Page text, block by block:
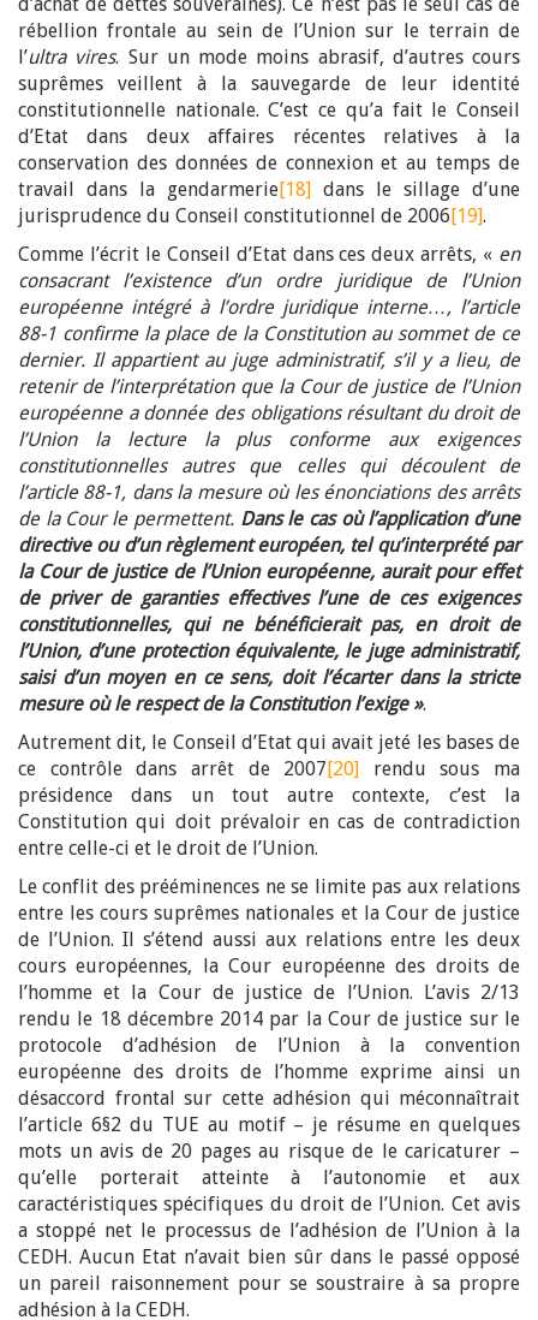
rébellion frontale au sein de l’Union sur le terrain de
l’ultra vires. Sur un mode moins abrasif, d’autres cours
suprêmes veillent à la sauvegarde de leur identité
constitutionnelle nationale. C’est ce qu’a fait le Conseil
d’Etat dans deux affaires récentes relatives à la
conservation des données de connexion et au temps de
travail dans la gendarmerie[18] dans le sillage d’une
jurisprudence du Conseil constitutionnel de 2006[19].
Comme l’écrit le Conseil d’Etat dans ces deux arrêts, « en
consacrant l’existence d’un ordre juridique de l’Union
européenne intégré à l’ordre juridique interne…, l’article
88-1 confirme la place de la Constitution au sommet de ce
dernier. Il appartient au juge administratif, s’il y a lieu, de
retenir de l’interprétation que la Cour de justice de l’Union
européenne a donnée des obligations résultant du droit de
l’Union la lecture la plus conforme aux exigences
constitutionnelles autres que celles qui découlent de
l’article 88-1, dans la mesure où les énonciations des arrêts
de la Cour le permettent. Dans le cas où l’application d’une
directive ou d’un règlement européen, tel qu’interprété par
la Cour de justice de l’Union européenne, aurait pour effet
de priver de garanties effectives l’une de ces exigences
constitutionnelles, qui ne bénéficierait pas, en droit de
l’Union, d’une protection équivalente, le juge administratif,
saisi d’un moyen en ce sens, doit l’écarter dans la stricte
mesure où le respect de la Constitution l’exige ».
Autrement dit, le Conseil d’Etat qui avait jeté les bases de
ce contrôle dans arrêt de 2007[20] rendu sous ma
présidence dans un tout autre contexte, c’est la
Constitution qui doit prévaloir en cas de contradiction
entre celle-ci et le droit de l’Union.
Le conflit des prééminences ne se limite pas aux relations
entre les cours suprêmes nationales et la Cour de justice
de l’Union. Il s’étend aussi aux relations entre les deux
cours européennes, la Cour européenne des droits de
l’homme et la Cour de justice de l’Union. L’avis 2/13
rendu le 18 décembre 2014 par la Cour de justice sur le
protocole d’adhésion de l’Union à la convention
européenne des droits de l’homme exprime ainsi un
désaccord frontal sur cette adhésion qui méconnaîtrait
l’article 6§2 du TUE au motif – je résume en quelques
mots un avis de 20 pages au risque de le caricaturer –
qu’elle porterait atteinte à l’autonomie et aux
caractéristiques spécifiques du droit de l’Union. Cet avis
a stoppé net le processus de l’adhésion de l’Union à la
CEDH. Aucun Etat n’avait bien sûr dans le passé opposé
un pareil raisonnement pour se soustraire à sa propre
adhésion à la CEDH.